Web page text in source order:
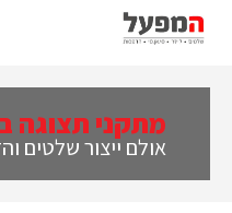
מתקני תצוגה
אולם ייצור שלטים